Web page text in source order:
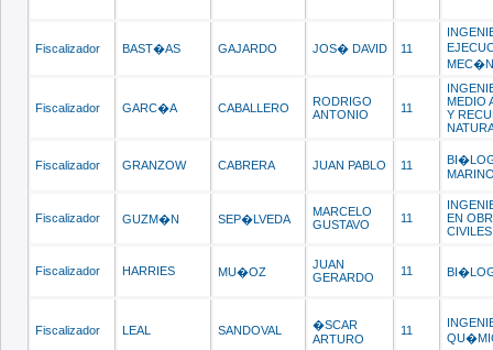
Fiscalizador BAST�AS GAJARDO JOS� DAVID 11
Fiscalizador GARC�A CABALLERO
RODRIGO
ANTONIO
11
MEDIO
Y
Fiscalizador GRANZOW CABRERA JUAN PABLO 11
Fiscalizador GUZM�N SEP�LVEDA
MARCELO
GUSTAVO
11
EN
CIVILES
Fiscalizador HARRIES MU�OZ
JUAN
GERARDO
11
Fiscalizador LEAL SANDOVAL
�SCAR
ARTURO
11